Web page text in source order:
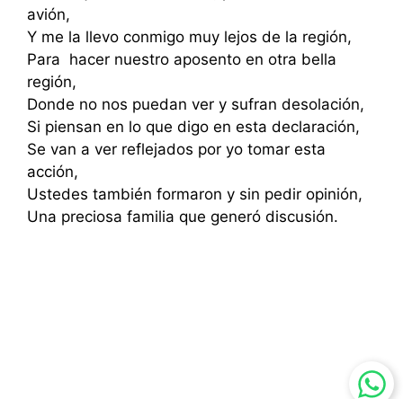
avión,
Y me la llevo conmigo muy lejos de la región,
Para hacer nuestro aposento en otra bella
región,
Donde no nos puedan ver y sufran desolación,
Si piensan en lo que digo en esta declaración,
Se van a ver reflejados por yo tomar esta
acción,
Ustedes también formaron y sin pedir opinión,
Una preciosa familia que generó discusión.